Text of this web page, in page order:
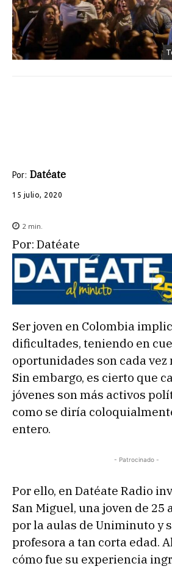
Por: Datéate
15 julio, 2020
2 min.
Por: Datéate
Ser joven en Colombia
dificultades, teniendo en
oportunidades son cada
Sin embargo, es cierto que
jóvenes son más activos
como se diría
entero.
- Patrocinado -
Por ello, en Datéate Radio
San Miguel, una joven de 25
por la aulas de Uniminuto y
profesora a tan corta edad.
cómo fue su experiencia